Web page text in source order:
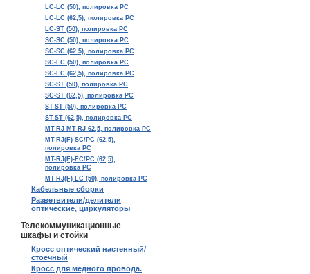
LC-LC (50), полировка PC
LC-LC (62,5), полировка PC
LC-ST (50), полировка PC
SC-SC (50), полировка PC
SC-SC (62.5), полировка PC
SC-LC (50), полировка PC
SC-LC (62,5), полировка PC
SC-ST (50), полировка PC
SC-ST (62,5), полировка PC
ST-ST (50), полировка PC
ST-ST (62,5), полировка PC
MT-RJ-MT-RJ 62,5, полировка PC
MT-RJ(F)-SC/PC (62,5),
полировка PC
MT-RJ(F)-FC/PC (62,5),
полировка PC
MT-RJ(F)-LC (50), полировка PC
Кабельные сборки
Разветвители/делители
оптические, циркуляторы
Телекоммуникационные
шкафы и стойки
Кросс оптический настенный/
стоечный
Кросс для медного провода.